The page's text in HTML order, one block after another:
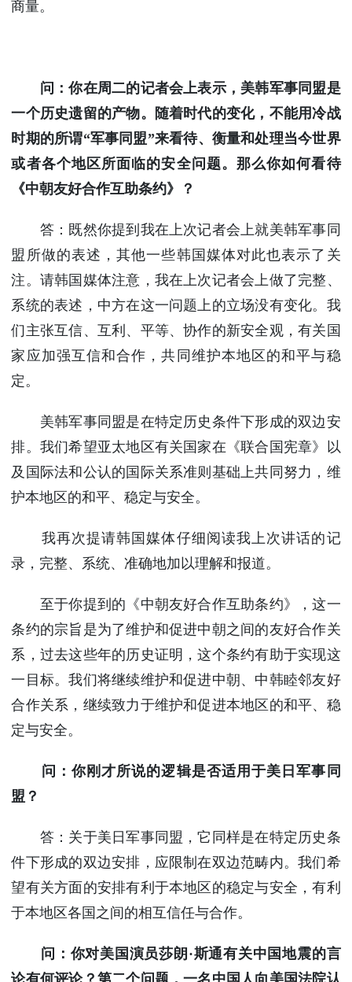
商量。
问：你在周二的记者会上表示，美韩军事同盟是
一个历史遗留的产物。随着时代的变化，不能用冷战
时期的所谓“军事同盟”来看待、衡量和处理当今世界
或者各个地区所面临的安全问题。那么你如何看待
《中朝友好合作互助条约》？
答：既然你提到我在上次记者会上就美韩军事同
盟所做的表述，其他一些韩国媒体对此也表示了关
注。请韩国媒体注意，我在上次记者会上做了完整、
系统的表述，中方在这一问题上的立场没有变化。我
们主张互信、互利、平等、协作的新安全观，有关国
家应加强互信和合作，共同维护本地区的和平与稳
定。
美韩军事同盟是在特定历史条件下形成的双边安
排。我们希望亚太地区有关国家在《联合国宪章》以
及国际法和公认的国际关系准则基础上共同努力，维
护本地区的和平、稳定与安全。
我再次提请韩国媒体仔细阅读我上次讲话的记
录，完整、系统、准确地加以理解和报道。
至于你提到的《中朝友好合作互助条约》，这一
条约的宗旨是为了维护和促进中朝之间的友好合作关
系，过去这些年的历史证明，这个条约有助于实现这
一目标。我们将继续维护和促进中朝、中韩睦邻友好
合作关系，继续致力于维护和促进本地区的和平、稳
定与安全。
问：你刚才所说的逻辑是否适用于美日军事同
盟？
答：关于美日军事同盟，它同样是在特定历史条
件下形成的双边安排，应限制在双边范畴内。我们希
望有关方面的安排有利于本地区的稳定与安全，有利
于本地区各国之间的相互信任与合作。
问：你对美国演员莎朗·斯通有关中国地震的言